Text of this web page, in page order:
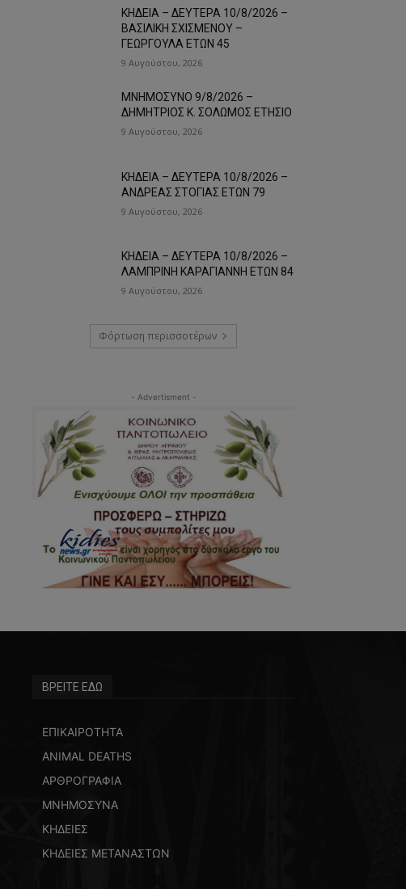
ΚΗΔΕΙΑ – ΔΕΥΤΕΡΑ 10/8/2026 –
ΒΑΣΙΛΙΚΗ ΣΧΙΣΜΕΝΟΥ –
ΓΕΩΡΓΟΥΛΑ ΕΤΩΝ 45
9 Αυγούστου, 2026
ΜΝΗΜΟΣΥΝΟ 9/8/2026 –
ΔΗΜΗΤΡΙΟΣ Κ. ΣΟΛΩΜΟΣ ΕΤΗΣΙΟ
9 Αυγούστου, 2026
ΚΗΔΕΙΑ – ΔΕΥΤΕΡΑ 10/8/2026 –
ΑΝΔΡΕΑΣ ΣΤΟΓΙΑΣ ΕΤΩΝ 79
9 Αυγούστου, 2026
ΚΗΔΕΙΑ – ΔΕΥΤΕΡΑ 10/8/2026 –
ΛΑΜΠΡΙΝΗ ΚΑΡΑΓΙΑΝΝΗ ΕΤΩΝ 84
9 Αυγούστου, 2026
Φόρτωση περισσοτέρων
- Advertisment -
ΒΡΕΙΤΕ ΕΔΩ
ΕΠΙΚΑΙΡΟΤΗΤΑ
ANIMAL DEATHS
ΑΡΘΡΟΓΡΑΦΙΑ
ΜΝΗΜΟΣΥΝΑ
ΚΗΔΕΙΕΣ
ΚΗΔΕΙΕΣ ΜΕΤΑΝΑΣΤΩΝ